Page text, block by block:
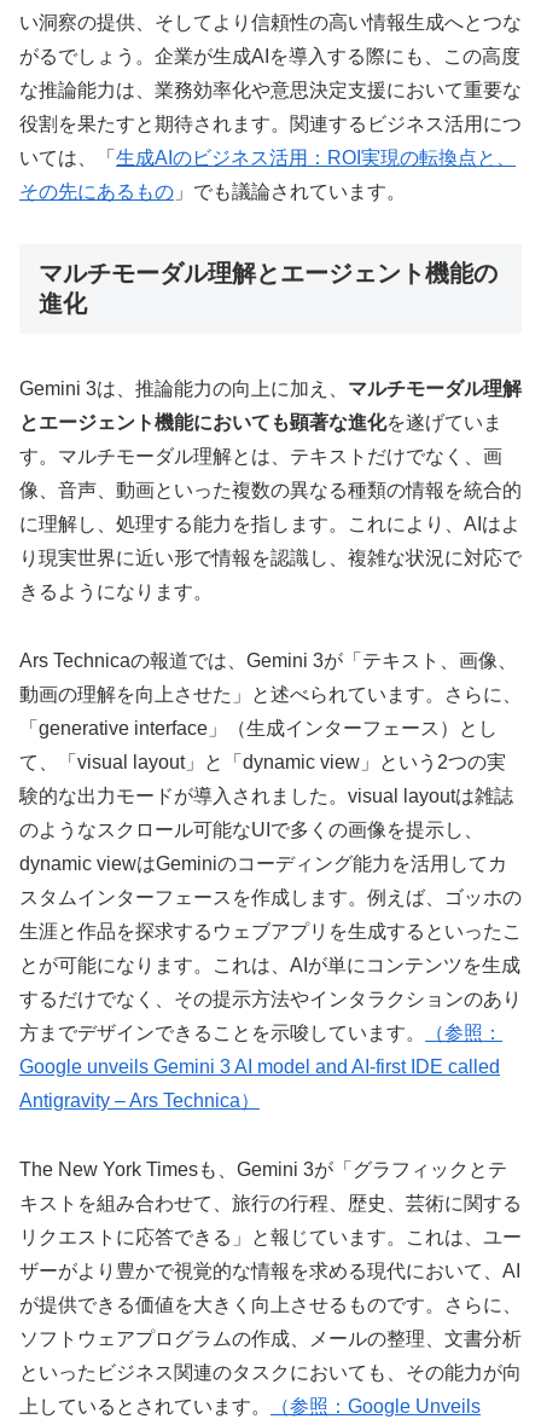
い洞察の提供、そしてより信頼性の高い情報生成へとつな
がるでしょう。企業が生成AIを導入する際にも、この高度
な推論能力は、業務効率化や意思決定支援において重要な
役割を果たすと期待されます。関連するビジネス活用につ
いては、「 生成AIのビジネス活用：ROI実現の転換点と、
その先にあるもの 」でも議論されています。
マルチモーダル理解とエージェント機能の
進化
Gemini 3は、推論能力の向上に加え、 マルチモーダル理解
とエージェント機能においても顕著な進化を遂げていま
す。マルチモーダル理解とは、テキストだけでなく、画
像、音声、動画といった複数の異なる種類の情報を統合的
に理解し、処理する能力を指します。これにより、AIはよ
り現実世界に近い形で情報を認識し、複雑な状況に対応で
きるようになります。
Ars Technicaの報道では、Gemini 3が「テキスト、画像、
動画の理解を向上させた」と述べられています。さらに、
「generative interface」（生成インターフェース）とし
て、「visual layout」と「dynamic view」という2つの実
験的な出力モードが導入されました。visual layoutは雑誌
のようなスクロール可能なUIで多くの画像を提示し、
dynamic viewはGeminiのコーディング能力を活用してカ
スタムインターフェースを作成します。例えば、ゴッホの
生涯と作品を探求するウェブアプリを生成するといったこ
とが可能になります。これは、AIが単にコンテンツを生成
するだけでなく、その提示方法やインタラクションのあり
方までデザインできることを示唆しています。
（参照：
Google unveils Gemini 3 AI model and AI-first IDE called
Antigravity – Ars Technica）
The New York Timesも、Gemini 3が「グラフィックとテ
キストを組み合わせて、旅行の行程、歴史、芸術に関する
リクエストに応答できる」と報じています。これは、ユー
ザーがより豊かで視覚的な情報を求める現代において、AI
が提供できる価値を大きく向上させるものです。さらに、
ソフトウェアプログラムの作成、メールの整理、文書分析
といったビジネス関連のタスクにおいても、その能力が向
上しているとされています。
（参照：Google Unveils